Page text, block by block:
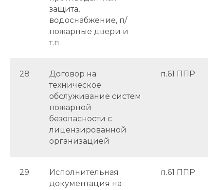
защита,
водоснабжение, п/
пожарные двери и
т.п.
28
Договор на
техническое
обслуживание систем
пожарной
безопасности с
лицензированной
организацией
п.61 ППР
29
Исполнительная
документация на
п.61 ППР